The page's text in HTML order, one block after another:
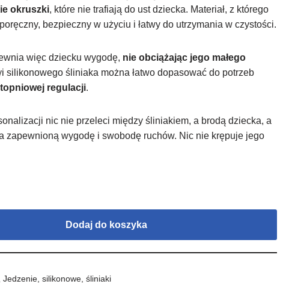
okruszki, które nie trafiają do ust dziecka. Materiał, z którego
bezpieczny w użyciu i łatwy do utrzymania w czystości.
więc dziecku wygodę, nie obciążając jego małego
silikonowego śliniaka można łatwo dopasować do potrzeb
regulacji.
nic nie przeleci między śliniakiem, a brodą dziecka, a
zapewnioną wygodę i swobodę ruchów. Nic nie krępuje jego
Dodaj do koszyka
,Jedzenie ,silikonowe ,śliniaki